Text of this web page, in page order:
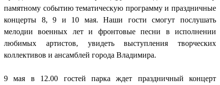
памятному событию тематическую программу и праздничные
концерты 8, 9 и 10 мая. Наши гости смогут послушать
мелодии военных лет и фронтовые песни в исполнении
любимых артистов, увидеть выступления творческих
коллективов и ансамблей города Владимира.
9 мая в 12.00 гостей парка ждет праздничный концерт